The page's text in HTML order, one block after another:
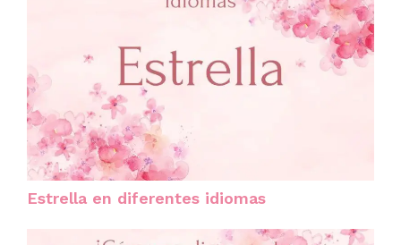
Estrella en diferentes idiomas